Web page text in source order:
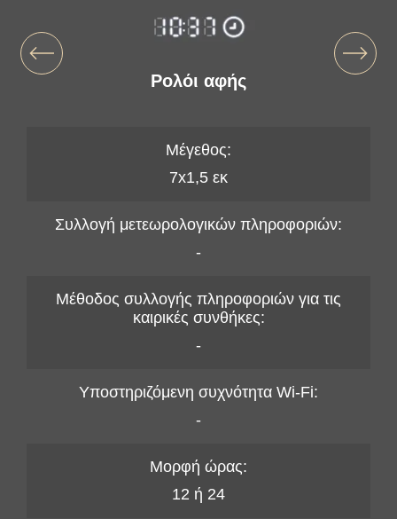
Ρολόι αφής
Μέγεθος:
7x1,5 εκ
Συλλογή μετεωρολογικών πληροφοριών:
-
Μέθοδος συλλογής πληροφοριών για τις
καιρικές συνθήκες:
-
Υποστηριζόμενη συχνότητα Wi-Fi:
-
Μορφή ώρας:
12 ή 24